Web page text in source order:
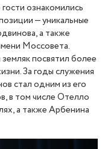
ознакомились
— уникальные
а также
Моссовета.
посвятил более
За годы служения
стал одним из его
в том числе Отелло
а также Арбенина